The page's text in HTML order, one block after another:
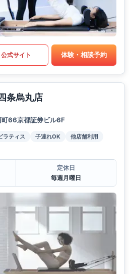
公式サイト 体験・相談予約
条烏丸店
町66京都証券ビル6F
ラティス 子連れOK
他店舗利用
定休日
毎週月曜日